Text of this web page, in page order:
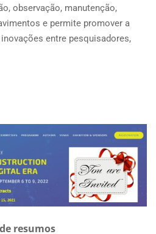
observação, manutenção,
e permite promover a
entre pesquisadores,
resumos